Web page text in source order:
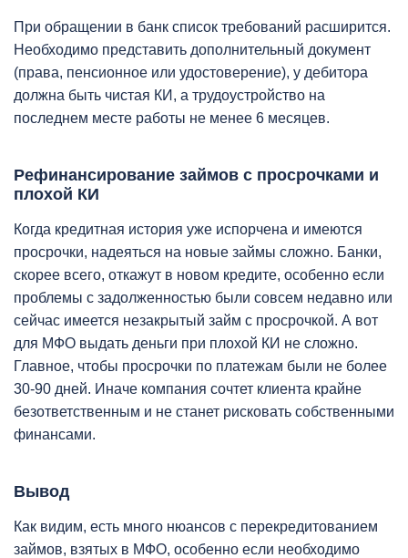
При обращении в банк список требований расширится.
Необходимо представить дополнительный документ
(права, пенсионное или удостоверение), у дебитора
должна быть чистая КИ, а трудоустройство на
последнем месте работы не менее 6 месяцев.
Рефинансирование займов с просрочками и
плохой КИ
Когда кредитная история уже испорчена и имеются
просрочки, надеяться на новые займы сложно. Банки,
скорее всего, откажут в новом кредите, особенно если
проблемы с задолженностью были совсем недавно или
сейчас имеется незакрытый займ с просрочкой. А вот
для МФО выдать деньги при плохой КИ не сложно.
Главное, чтобы просрочки по платежам были не более
30-90 дней. Иначе компания сочтет клиента крайне
безответственным и не станет рисковать собственными
финансами.
Вывод
Как видим, есть много нюансов с перекредитованием
займов, взятых в МФО, особенно если необходимо